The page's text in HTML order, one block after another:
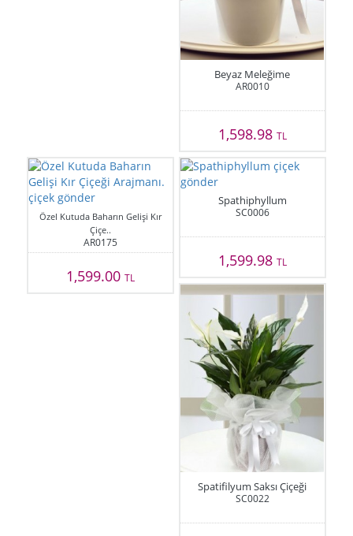
Beyaz Meleğime
AR0010
1,598.98 TL
Özel Kutuda Baharın Gelişi Kır
Çiçe..
AR0175
1,599.00TL
Spathiphyllum
SC0006
1,599.98 TL
Spatifilyum Saksı Çiçeği
SC0022